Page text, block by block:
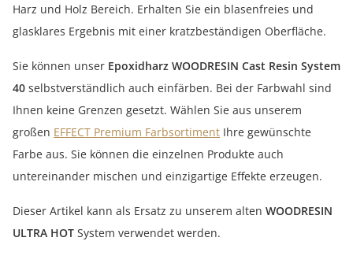
Harz und Holz Bereich. Erhalten Sie ein blasenfreies und
glasklares Ergebnis mit einer kratzbeständigen Oberfläche.
Sie können unser Epoxidharz WOODRESIN Cast Resin System
40 selbstverständlich auch einfärben. Bei der Farbwahl sind
Ihnen keine Grenzen gesetzt. Wählen Sie aus unserem
großen EFFECT Premium Farbsortiment Ihre gewünschte
Farbe aus. Sie können die einzelnen Produkte auch
untereinander mischen und einzigartige Effekte erzeugen.
Dieser Artikel kann als Ersatz zu unserem alten WOODRESIN
ULTRA HOT System verwendet werden.